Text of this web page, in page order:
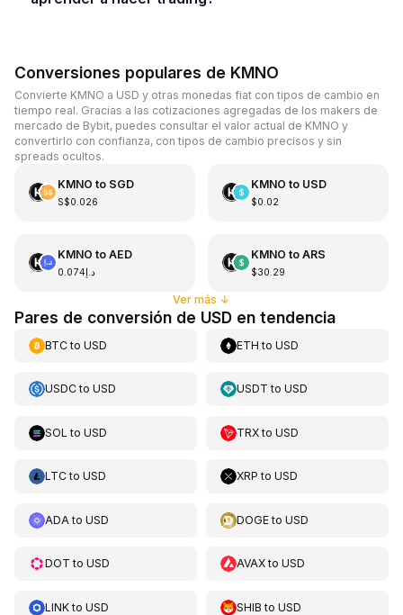
Conversiones populares de KMNO
Convierte KMNO a USD y otras monedas fiat con tipos de cambio en
tiempo real. Gracias a las cotizaciones agregadas de los makers de
mercado de Bybit, puedes consultar el valor actual de KMNO y
convertirlo con confianza, con tipos de cambio precisos y sin
spreads ocultos.
KMNO to SGD
S$0.026
KMNO to USD
$0.02
KMNO to AED
د.إ0.074
KMNO to ARS
$30.29
Ver más ↓
Pares de conversión de USD en tendencia
BTCto USD ETH toUSD
USDCto USD USDT toUSD
SOL to USD TRXtoUSD
LTCto USD XRP toUSD
ADA to USD DOGEtoUSD
DOT to USD AVAXtoUSD
LINKto USD SHIB toUSD